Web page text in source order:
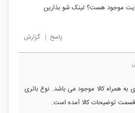
موجود هست؟ لینک شو بذارین
پاسخ | گزارش
به همراه کالا موجود می باشد. نوع باتری
قسمت توضیحات کالا آمده است.